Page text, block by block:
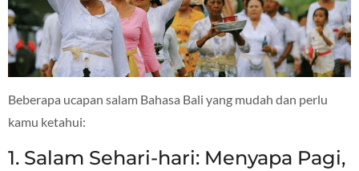
Beberapa ucapan salam Bahasa Bali yang mudah dan perlu
kamu ketahui:
1. Salam Sehari-hari: Menyapa Pagi,